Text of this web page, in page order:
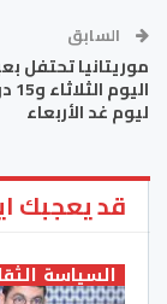
السابق
موريتانيا تحتفل
ليوم غد الأربعاء
قد يعجبك
السياسة